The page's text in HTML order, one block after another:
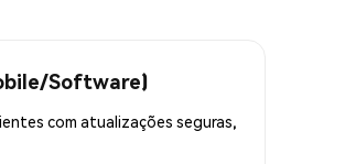
Software)
com atualizações seguras,